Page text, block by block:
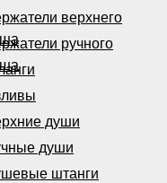
верхнего
ручного
души
души
штанги